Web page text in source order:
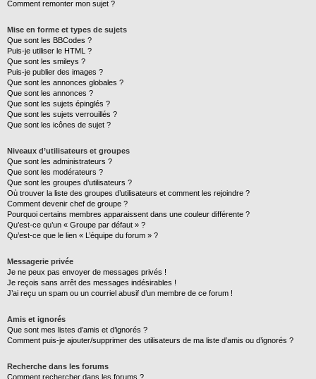
Comment remonter mon sujet ?
Mise en forme et types de sujets
Que sont les BBCodes ?
Puis-je utiliser le HTML ?
Que sont les smileys ?
Puis-je publier des images ?
Que sont les annonces globales ?
Que sont les annonces ?
Que sont les sujets épinglés ?
Que sont les sujets verrouillés ?
Que sont les icônes de sujet ?
Niveaux d’utilisateurs et groupes
Que sont les administrateurs ?
Que sont les modérateurs ?
Que sont les groupes d’utilisateurs ?
Où trouver la liste des groupes d’utilisateurs et comment les rejoindre ?
Comment devenir chef de groupe ?
Pourquoi certains membres apparaissent dans une couleur différente ?
Qu’est-ce qu’un « Groupe par défaut » ?
Qu’est-ce que le lien « L’équipe du forum » ?
Messagerie privée
Je ne peux pas envoyer de messages privés !
Je reçois sans arrêt des messages indésirables !
J’ai reçu un spam ou un courriel abusif d’un membre de ce forum !
Amis et ignorés
Que sont mes listes d’amis et d’ignorés ?
Comment puis-je ajouter/supprimer des utilisateurs de ma liste d’amis ou d’ignorés ?
Recherche dans les forums
Comment rechercher dans les forums ?